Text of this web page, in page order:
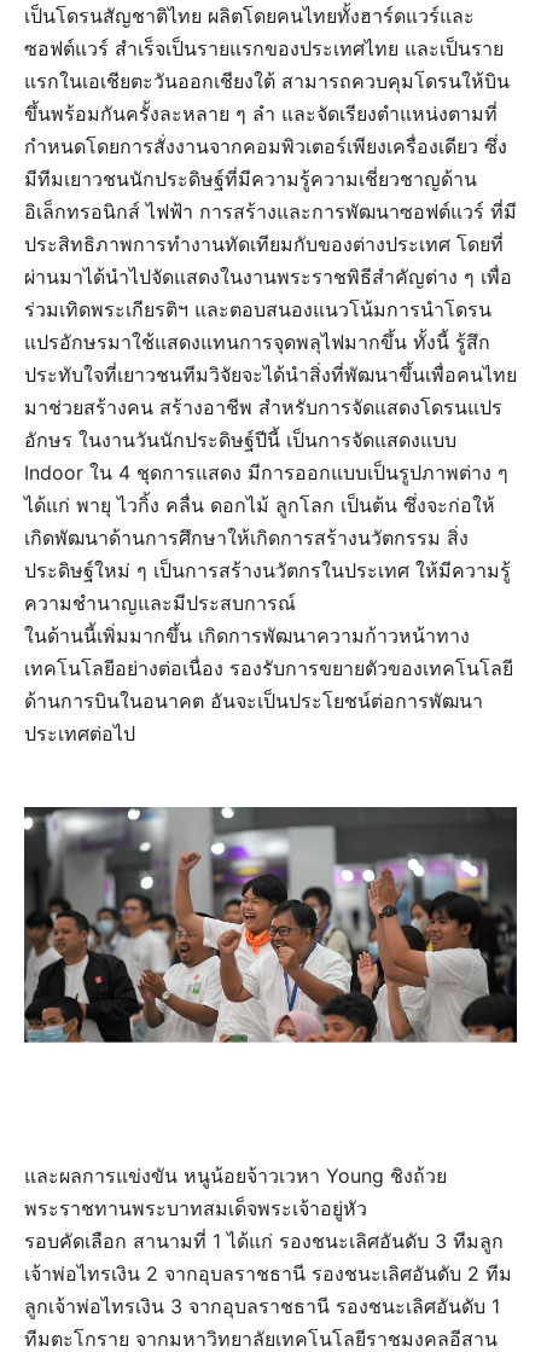
เป็นโดรนสัญชาติไทย ผลิตโดยคนไทยทั้งฮาร์ดแวร์และ
ซอฟต์แวร์ สำเร็จเป็นรายแรกของประเทศไทย และเป็นราย
แรกในเอเชียตะวันออกเชียงใต้ สามารถควบคุมโดรนให้บิน
ขึ้นพร้อมกันครั้งละหลาย ๆ ลำ และจัดเรียงตำแหน่งตามที่
กำหนดโดยการสั่งงานจากคอมพิวเตอร์เพียงเครื่องเดียว ซึ่ง
มีทีมเยาวชนนักประดิษฐ์ที่มีความรู้ความเชี่ยวชาญด้าน
อิเล็กทรอนิกส์ ไฟฟ้า การสร้างและการพัฒนาซอฟต์แวร์ ที่มี
ประสิทธิภาพการทำงานทัดเทียมกับของต่างประเทศ โดยที่
ผ่านมาได้นำไปจัดแสดงในงานพระราชพิธีสำคัญต่าง ๆ เพื่อ
ร่วมเทิดพระเกียรติฯ และตอบสนองแนวโน้มการนำโดรน
แปรอักษรมาใช้แสดงแทนการจุดพลุไฟมากขึ้น ทั้งนี้ รู้สึก
ประทับใจที่เยาวชนทีมวิจัยจะได้นำสิ่งที่พัฒนาขึ้นเพื่อคนไทย
มาช่วยสร้างคน สร้างอาชีพ สำหรับการจัดแสดงโดรนแปร
อักษร ในงานวันนักประดิษฐ์ปีนี้ เป็นการจัดแสดงแบบ
Indoor ใน 4 ชุดการแสดง มีการออกแบบเป็นรูปภาพต่าง ๆ
ได้แก่ พายุ ไวกิ้ง คลื่น ดอกไม้ ลูกโลก เป็นต้น ซึ่งจะก่อให้
เกิดพัฒนาด้านการศึกษาให้เกิดการสร้างนวัตกรรม สิ่ง
ประดิษฐ์ใหม่ ๆ เป็นการสร้างนวัตกรในประเทศ ให้มีความรู้
ความชำนาญและมีประสบการณ์
ในด้านนี้เพิ่มมากขึ้น เกิดการพัฒนาความก้าวหน้าทาง
เทคโนโลยีอย่างต่อเนื่อง รองรับการขยายตัวของเทคโนโลยี
ด้านการบินในอนาคต อันจะเป็นประโยชน์ต่อการพัฒนา
ประเทศต่อไป
และผลการแข่งขัน หนูน้อยจ้าวเวหา Young ชิงถ้วย
พระราชทานพระบาทสมเด็จพระเจ้าอยู่หัว
รอบคัดเลือก สานามที่ 1 ได้แก่ รองชนะเลิศอันดับ 3 ทีมลูก
เจ้าพ่อไทรเงิน 2 จากอุบลราชธานี รองชนะเลิศอันดับ 2 ทีม
ลูกเจ้าพ่อไทรเงิน 3 จากอุบลราชธานี รองชนะเลิศอันดับ 1
ทีมตะโกราย จากมหาวิทยาลัยเทคโนโลยีราชมงคลอีสาน